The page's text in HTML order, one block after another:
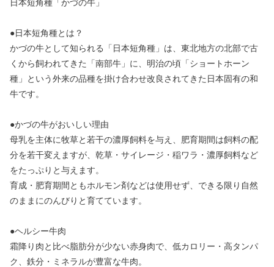
日本短角種「かづの牛」
●日本短角種とは？
かづの牛として知られる「日本短角種」は、東北地方の北部で古
くから飼われてきた「南部牛」に、明治の頃「ショートホーン
種」という外来の品種を掛け合わせ改良されてきた日本固有の和
牛です。
●かづの牛がおいしい理由
母乳を主体に牧草と若干の濃厚飼料を与え、肥育期間は飼料の配
分を若干変えますが、乾草・サイレージ・稲ワラ・濃厚飼料など
をたっぷりと与えます。
育成・肥育期間ともホルモン剤などは使用せず、できる限り自然
のままにのんびりと育てています。
●ヘルシー牛肉
霜降り肉と比べ脂肪分が少ない赤身肉で、低カロリー・高タンパ
ク、鉄分・ミネラルが豊富な牛肉。